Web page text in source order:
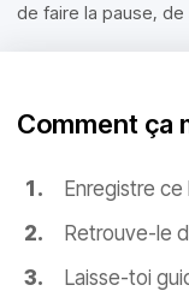
de faire la pause,
Comment ça
Enregistre
Retrouve-le
Laisse-toi